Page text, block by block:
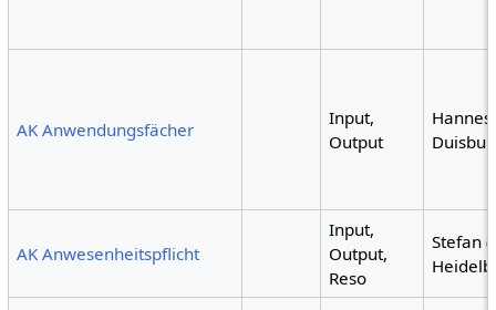
AK Anwendungsfächer
Input,
Output
AK Anwesenheitspflicht
Input,
Output,
Reso
Stefan